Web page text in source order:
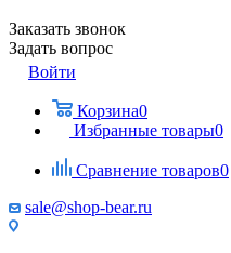
Заказать звонок
Задать вопрос
Войти
Корзина0
Избранные товары0
Сравнение товаров0
sale@shop-bear.ru